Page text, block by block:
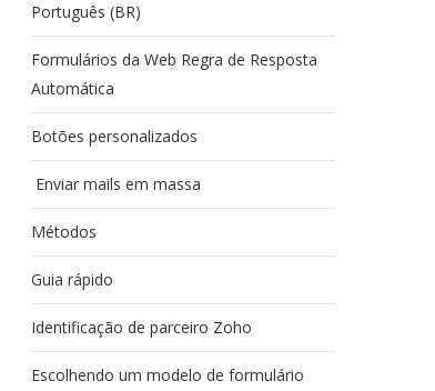
Português (BR)
Formulários da Web Regra de Resposta
Automática
Botões personalizados
Enviar mails em massa
Métodos
Guia rápido
Identificação de parceiro Zoho
Escolhendo um modelo de formulário